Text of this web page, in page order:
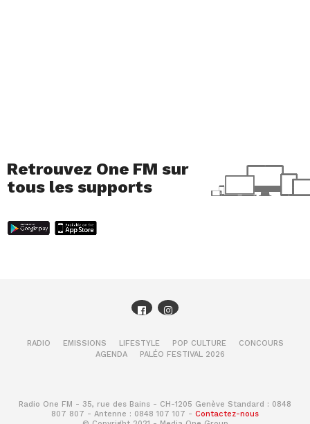
Retrouvez One FM sur
tous les supports
RADIO EMISSIONS LIFESTYLE POP CULTURE
CONCOURS
AGENDA
PALÉO FESTIVAL 2026
Radio One FM - 35, rue des Bains - CH-1205 Genève Standard : 0848
807 807 - Antenne : 0848 107 107 - Contactez-nous